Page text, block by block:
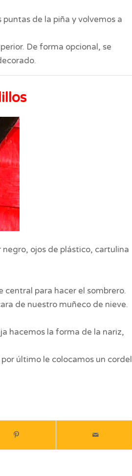
de la piña y volvemos a
De forma opcional, se
ojos de plástico, cartulina
para hacer el sombrero.
de nuestro muñeco de nieve.
hacemos la forma de la nariz,
último le colocamos un cordel